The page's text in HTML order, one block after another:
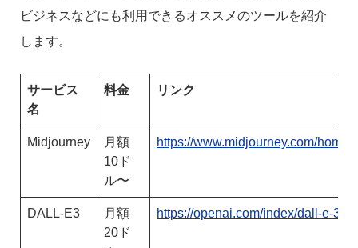
ビジネスなどにも利用できるオススメのツールを紹介
します。
サービス
名
料金 リンク
Midjourney
月額
10ド
ル〜
https://www.midjourney.com/home
DALL-E3
月額
20ド
https://openai.com/index/dall-e-3